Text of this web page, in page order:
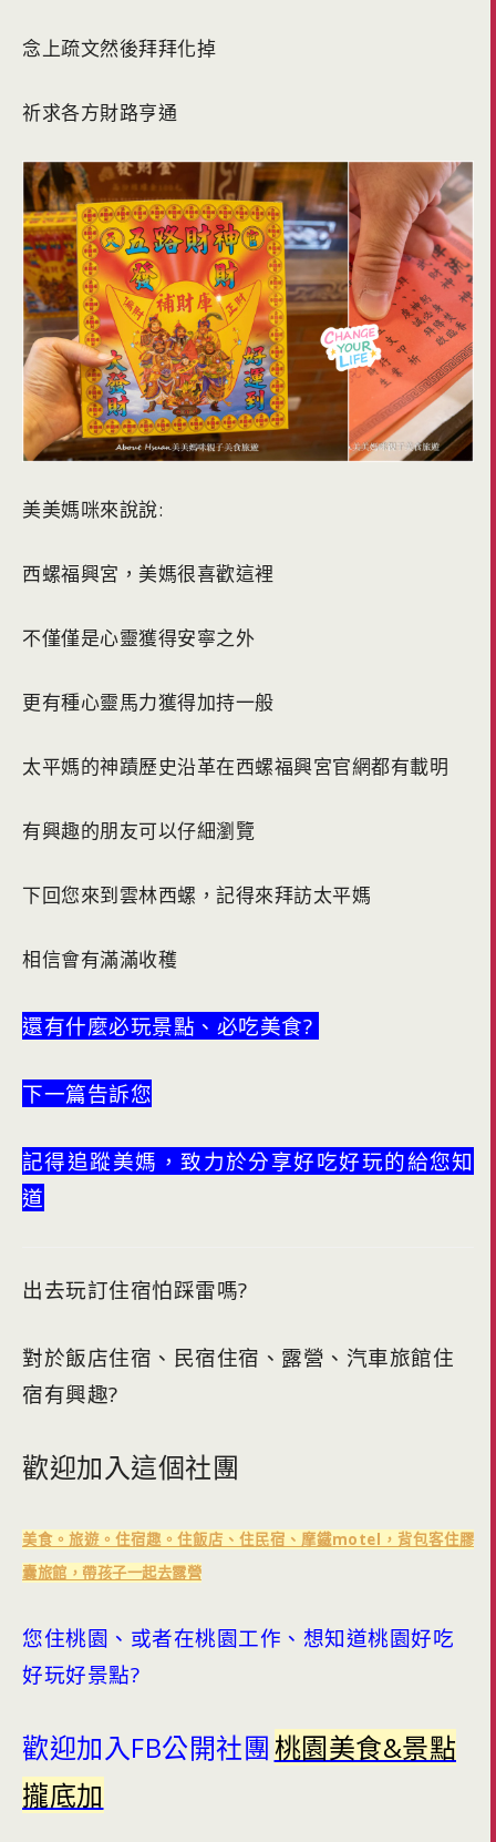
念上疏文然後拜拜化掉
祈求各方財路亨通
美美媽咪來說說:
西螺福興宮，美媽很喜歡這裡
不僅僅是心靈獲得安寧之外
更有種心靈馬力獲得加持一般
太平媽的神蹟歷史沿革在西螺福興宮官網都有載明
有興趣的朋友可以仔細瀏覽
下回您來到雲林西螺，記得來拜訪太平媽
相信會有滿滿收穫
還有什麼必玩景點、必吃美食?
下一篇告訴您
記得追蹤美媽，致力於分享好吃好玩的給您知
道
出去玩訂住宿怕踩雷嗎?
對於飯店住宿、民宿住宿、露營、汽車旅館住
宿有興趣?
歡迎加入這個社團
美食。旅遊。住宿趣。住飯店、住民宿、摩鐵motel，背包客住膠
囊旅館，帶孩子一起去露營
您住桃園、或者在桃園工作、想知道桃園好吃
好玩好景點?
歡迎加入FB公開社團桃園美食&景點
攏底加